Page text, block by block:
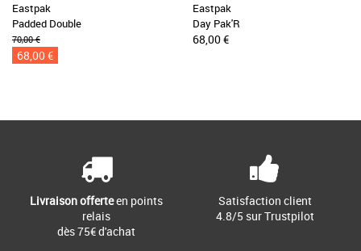
Eastpak
Padded Double
70,00 €
68,00 €
Eastpak
Day Pak'R
68,00 €
Livraison offerteen points
relais
dès 75€ d'achat
Satisfaction client
4.8/5 sur Trustpilot